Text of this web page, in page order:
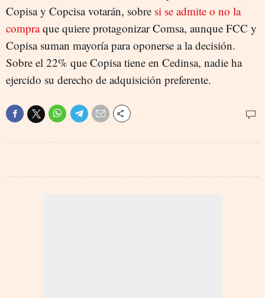
Copisa y Copcisa votarán, sobre si se admite o no la
compraque quiere protagonizar Comsa, aunque FCC y
Copisa suman mayoría para oponerse a la decisión.
Sobre el 22% que Copisa tiene en Cedinsa, nadie ha
ejercido su derecho de adquisición preferente.